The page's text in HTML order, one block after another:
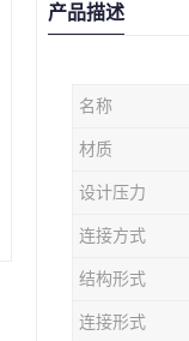
产品描述
名称
材质
设计压力
连接方式
结构形式
连接形式